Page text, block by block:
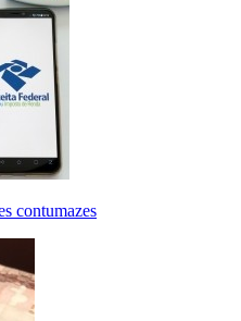
contumazes